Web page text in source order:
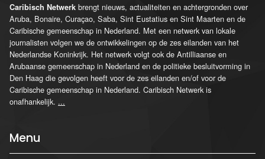
Caribisch Netwerk brengt nieuws, actualiteiten en achtergronden over
Aruba, Bonaire, Curaçao, Saba, Sint Eustatius en Sint Maarten en de
Caribische gemeenschap in Nederland. Met een netwerk van lokale
journalisten volgen we de ontwikkelingen op de zes eilanden van het
Nederlandse Koninkrijk. Het netwerk volgt ook de Antilliaanse en
Arubaanse gemeenschap in Nederland en de politieke besluitvorming in
Den Haag die gevolgen heeft voor de zes eilanden en/of voor de
Caribische gemeenschap in Nederland. Caribisch Netwerk is
onafhankelijk. ...
Menu